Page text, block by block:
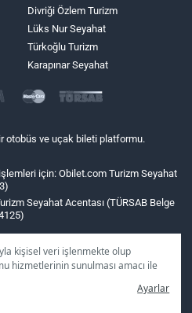
kişisel veri işlenmekte olup
hizmetlerinin sunulması amacı ile
size özel
kampanyaları
seçeneğineAyarlar
Divriği Özlem Turizm
Lüks Nur Seyahat
Türkoğlu Turizm
Karapınar Seyahat
otobüs ve uçak bileti platformu.
için: Obilet.com Turizm Seyahat
Seyahat Acentası (TÜRSAB Belge